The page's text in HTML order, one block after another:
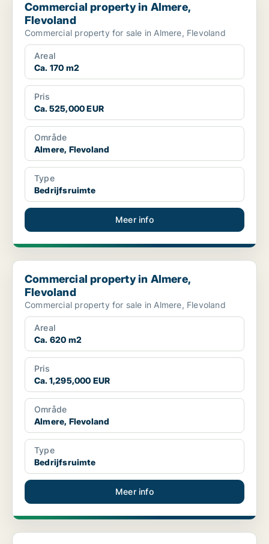
Commercial property in Almere,
Flevoland
Commercial property for sale in Almere, Flevoland
Areal
Ca. 170 m2
Pris
Ca. 525,000 EUR
Område
Almere, Flevoland
Type
Bedrijfsruimte
Meer info
Commercial property in Almere, Flevoland
Commercial property in Almere,
Flevoland
Commercial property for sale in Almere, Flevoland
Areal
Ca. 620 m2
Pris
Ca. 1,295,000 EUR
Område
Almere, Flevoland
Type
Bedrijfsruimte
Meer info
Commercial property in Noordoostpolder, Flevoland